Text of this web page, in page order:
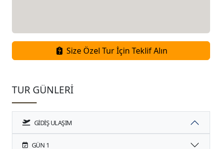
Size Özel Tur İçin Teklif Alın
TUR GÜNLERI
GIDIŞ ULAŞIM
GÜN 1